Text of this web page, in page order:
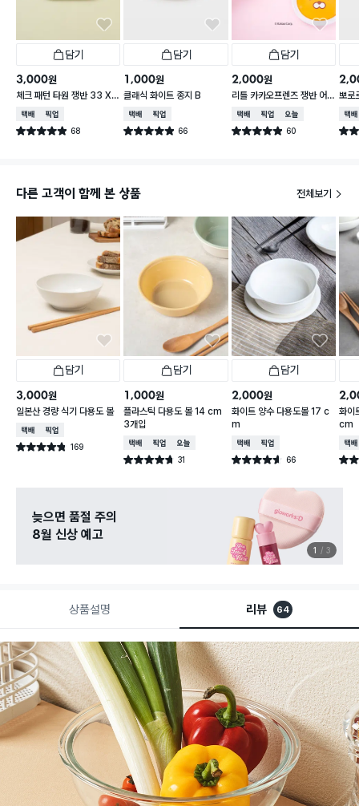
담기
3,000원
체크 패턴 타원 쟁반 33 X
21 cm
택배배송매장픽업
별점 4.9점 68
건 작성
담기
1,000원
클래식 화이트 종지 B
택배배송매장픽업
별점 4.9점 66
건 작성
담기
2,000원
리틀 카카오프렌즈 쟁반 어
피치 약 24.5X25cm
택배배송매장픽업오늘배송
별점 4.9점 60
건 작성
뽀로
cm
택배
별점
다른 고객이 함께 본 상품 전체보기
담기
3,000원
일본산 경량 식기 다용도 볼
택배배송매장픽업
별점 4.8점 169
건 작성
담기
1,000원
플라스틱 다용도 볼 14 cm
3개입
택배배송매장픽업오늘배송
별점 4.7점 31
건 작성
담기
2,000원
화이트 양수 다용도볼 17 c
m
택배배송매장픽업
별점 4.6점 66
건 작성
화이
cm
택배
별점
늦으면 품절 주의
8월 신상 예고
1 3
상품설명 리뷰 64